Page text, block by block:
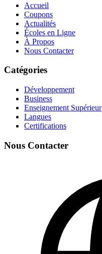
Accueil
Coupons
Actualités
Écoles en Ligne
À Propos
Nous Contacter
Catégories
Développement
Business
Enseignement Supérieur
Langues
Certifications
Nous Contacter